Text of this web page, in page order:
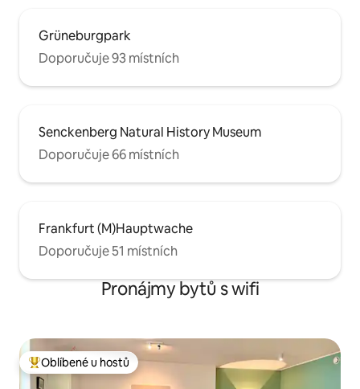
Grüneburgpark
Doporučuje 93 místních
Senckenberg Natural History Museum
Doporučuje 66 místních
Frankfurt (M)Hauptwache
Doporučuje 51 místních
Pronájmy bytů s wifi
Nejlepší v kategorii Oblíbené u hostů
Oblíbené u hostů